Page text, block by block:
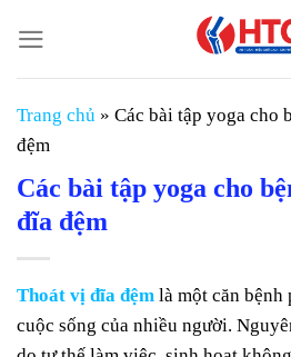
đến
nội
dung
Trang chủ » Các bài tập yoga cho
đệm
Các bài tập yoga cho
đĩa đệm
Thoát vị đĩa đệm là một căn bệnh
cuộc sống của nhiều người.